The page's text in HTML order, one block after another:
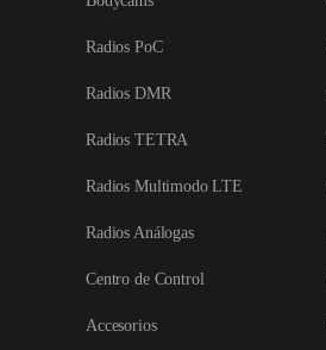
Radios PoC
Radios DMR
Radios TETRA
Radios Multimodo LTE
Radios Análogas
Centro de Control
Accesorios